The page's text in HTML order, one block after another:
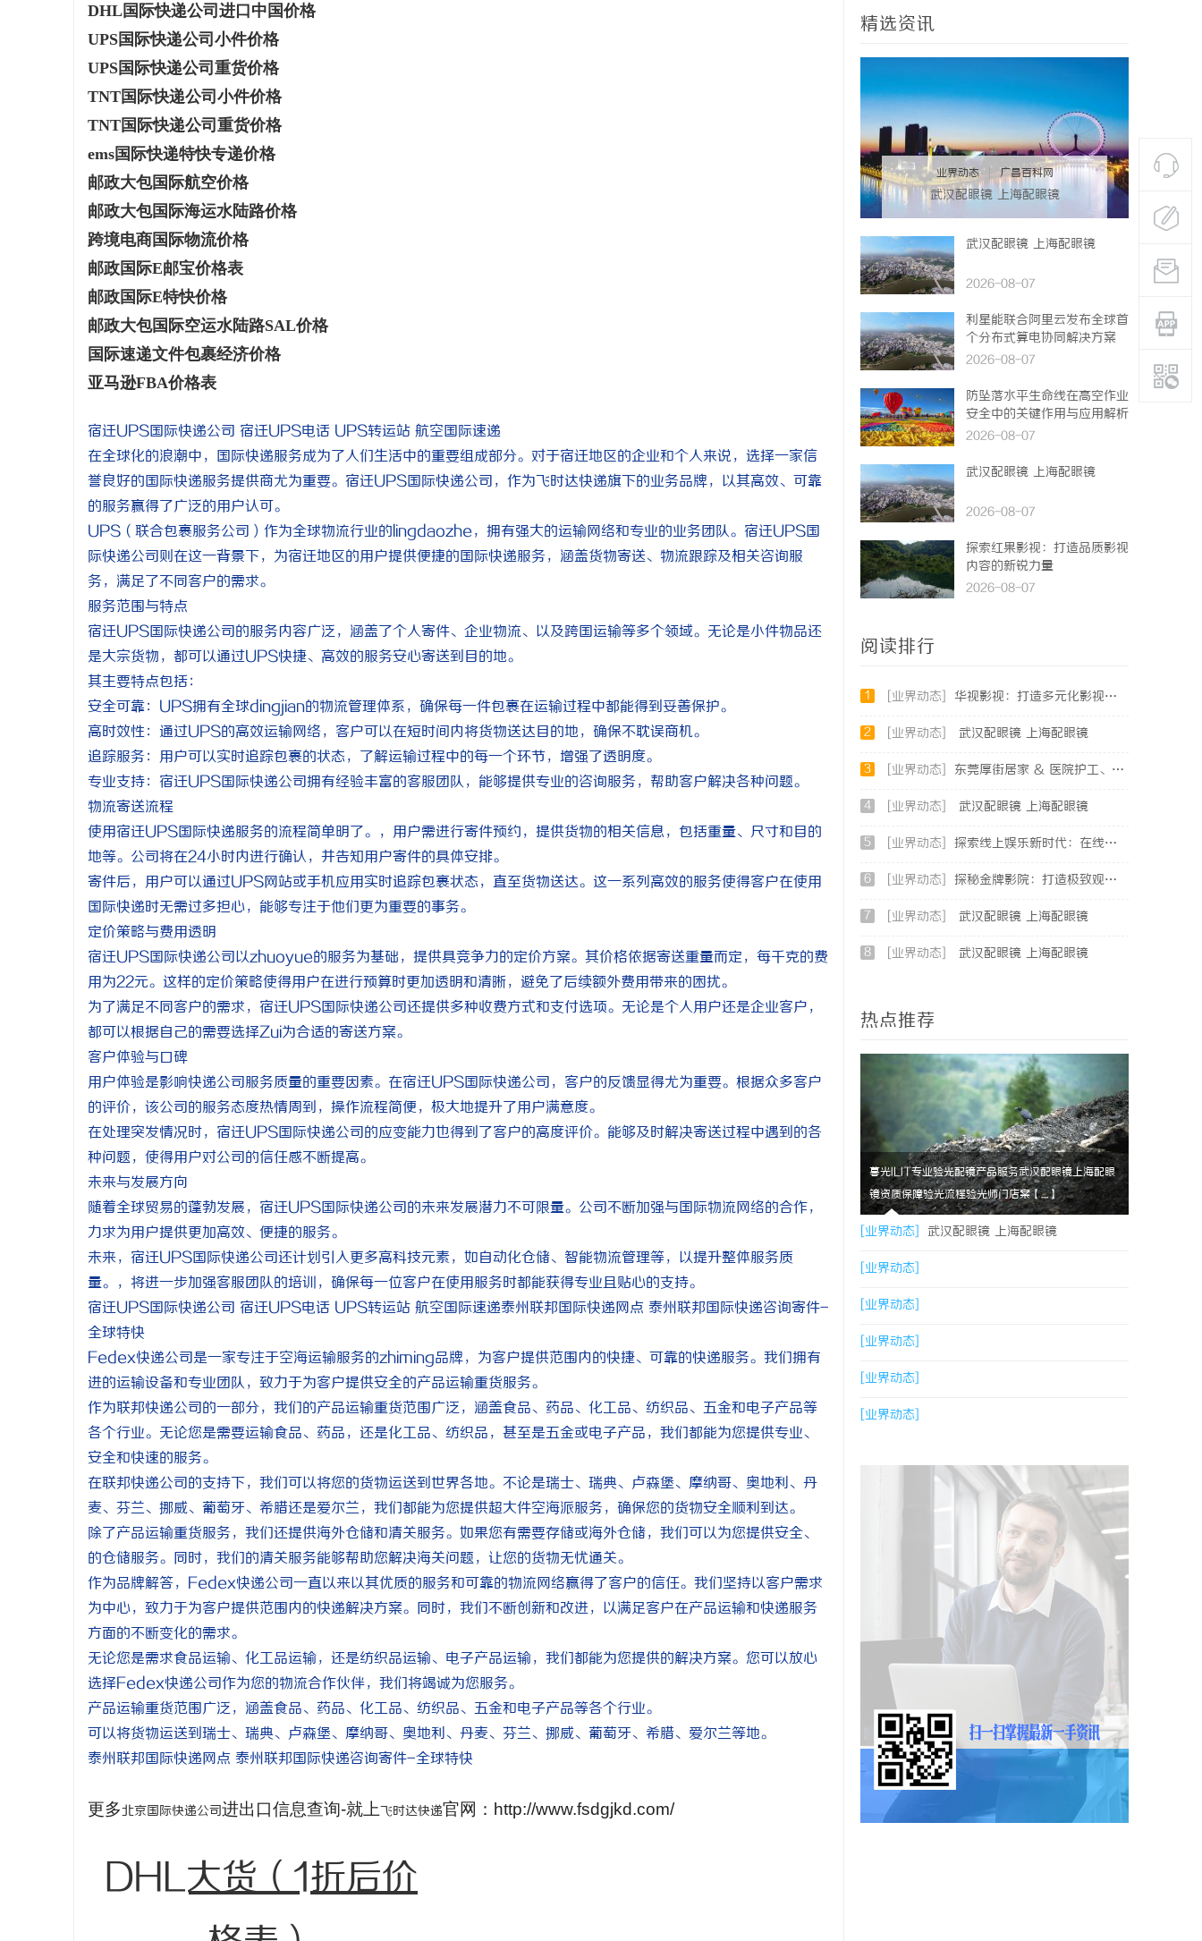
DHL国际快递公司进口中国价格
UPS国际快递公司小件价格
UPS国际快递公司重货价格
TNT国际快递公司小件价格
TNT国际快递公司重货价格
ems国际快递特快专递价格
邮政大包国际航空价格
邮政大包国际海运水陆路价格
跨境电商国际物流价格
邮政国际E邮宝价格表
邮政国际E特快价格
邮政大包国际空运水陆路SAL价格
国际速递文件包裹经济价格
亚马逊FBA价格表
宿迁UPS国际快递公司 宿迁UPS电话 UPS转运站 航空国际速递
在全球化的浪潮中，国际快递服务成为了人们生活中的重要组成部分。对于宿迁地区的企业和个人来说，选择一家信
誉良好的国际快递服务提供商尤为重要。宿迁UPS国际快递公司，作为飞时达快递旗下的业务品牌，以其高效、可靠
的服务赢得了广泛的用户认可。
UPS（联合包裹服务公司）作为全球物流行业的lingdaozhe，拥有强大的运输网络和专业的业务团队。宿迁UPS国
际快递公司则在这一背景下，为宿迁地区的用户提供便捷的国际快递服务，涵盖货物寄送、物流跟踪及相关咨询服
务，满足了不同客户的需求。
服务范围与特点
宿迁UPS国际快递公司的服务内容广泛，涵盖了个人寄件、企业物流、以及跨国运输等多个领域。无论是小件物品还
是大宗货物，都可以通过UPS快捷、高效的服务安心寄送到目的地。
其主要特点包括：
安全可靠：UPS拥有全球dingjian的物流管理体系，确保每一件包裹在运输过程中都能得到妥善保护。
高时效性：通过UPS的高效运输网络，客户可以在短时间内将货物送达目的地，确保不耽误商机。
追踪服务：用户可以实时追踪包裹的状态，了解运输过程中的每一个环节，增强了透明度。
专业支持：宿迁UPS国际快递公司拥有经验丰富的客服团队，能够提供专业的咨询服务，帮助客户解决各种问题。
物流寄送流程
使用宿迁UPS国际快递服务的流程简单明了。，用户需进行寄件预约，提供货物的相关信息，包括重量、尺寸和目的
地等。公司将在24小时内进行确认，并告知用户寄件的具体安排。
寄件后，用户可以通过UPS网站或手机应用实时追踪包裹状态，直至货物送达。这一系列高效的服务使得客户在使用
国际快递时无需过多担心，能够专注于他们更为重要的事务。
定价策略与费用透明
宿迁UPS国际快递公司以zhuoyue的服务为基础，提供具竞争力的定价方案。其价格依据寄送重量而定，每千克的费
用为22元。这样的定价策略使得用户在进行预算时更加透明和清晰，避免了后续额外费用带来的困扰。
为了满足不同客户的需求，宿迁UPS国际快递公司还提供多种收费方式和支付选项。无论是个人用户还是企业客户，
都可以根据自己的需要选择Zui为合适的寄送方案。
客户体验与口碑
用户体验是影响快递公司服务质量的重要因素。在宿迁UPS国际快递公司，客户的反馈显得尤为重要。根据众多客户
的评价，该公司的服务态度热情周到，操作流程简便，极大地提升了用户满意度。
在处理突发情况时，宿迁UPS国际快递公司的应变能力也得到了客户的高度评价。能够及时解决寄送过程中遇到的各
种问题，使得用户对公司的信任感不断提高。
未来与发展方向
随着全球贸易的蓬勃发展，宿迁UPS国际快递公司的未来发展潜力不可限量。公司不断加强与国际物流网络的合作，
力求为用户提供更加高效、便捷的服务。
未来，宿迁UPS国际快递公司还计划引入更多高科技元素，如自动化仓储、智能物流管理等，以提升整体服务质
量。，将进一步加强客服团队的培训，确保每一位客户在使用服务时都能获得专业且贴心的支持。
宿迁UPS国际快递公司 宿迁UPS电话 UPS转运站 航空国际速递泰州联邦国际快递网点 泰州联邦国际快递咨询寄件-
全球特快
Fedex快递公司是一家专注于空海运输服务的zhiming品牌，为客户提供范围内的快捷、可靠的快递服务。我们拥有
进的运输设备和专业团队，致力于为客户提供安全的产品运输重货服务。
作为联邦快递公司的一部分，我们的产品运输重货范围广泛，涵盖食品、药品、化工品、纺织品、五金和电子产品等
各个行业。无论您是需要运输食品、药品，还是化工品、纺织品，甚至是五金或电子产品，我们都能为您提供专业、
安全和快速的服务。
在联邦快递公司的支持下，我们可以将您的货物运送到世界各地。不论是瑞士、瑞典、卢森堡、摩纳哥、奥地利、丹
麦、芬兰、挪威、葡萄牙、希腊还是爱尔兰，我们都能为您提供超大件空海派服务，确保您的货物安全顺利到达。
除了产品运输重货服务，我们还提供海外仓储和清关服务。如果您有需要存储或海外仓储，我们可以为您提供安全、
的仓储服务。同时，我们的清关服务能够帮助您解决海关问题，让您的货物无忧通关。
作为品牌解答，Fedex快递公司一直以来以其优质的服务和可靠的物流网络赢得了客户的信任。我们坚持以客户需求
为中心，致力于为客户提供范围内的快递解决方案。同时，我们不断创新和改进，以满足客户在产品运输和快递服务
方面的不断变化的需求。
无论您是需求食品运输、化工品运输，还是纺织品运输、电子产品运输，我们都能为您提供的解决方案。您可以放心
选择Fedex快递公司作为您的物流合作伙伴，我们将竭诚为您服务。
产品运输重货范围广泛，涵盖食品、药品、化工品、纺织品、五金和电子产品等各个行业。
可以将货物运送到瑞士、瑞典、卢森堡、摩纳哥、奥地利、丹麦、芬兰、挪威、葡萄牙、希腊、爱尔兰等地。
泰州联邦国际快递网点 泰州联邦国际快递咨询寄件-全球特快
更多北京国际快递公司进出口信息查询-就上飞时达快递官网：http://www.fsdgjkd.com/
DHL大货（1折后价
精选资讯
业界动态 | 广昌百科网
武汉配眼镜 上海配眼镜
武汉配眼镜 上海配眼镜
2026-08-07
利星能联合阿里云发布全球首
个分布式算电协同解决方案
2026-08-07
防坠落水平生命线在高空作业
安全中的关键作用与应用解析
2026-08-07
武汉配眼镜 上海配眼镜
2026-08-07
探索红果影视：打造品质影视
内容的新锐力量
2026-08-07
阅读排行
1 [业界动态] 华视影视：打造多元化影视内容的领先平台
2 [业界动态] 武汉配眼镜 上海配眼镜
3 [业界动态] 东莞厚街居家 & 医院护工、老人陪护选购民生参考指南
4 [业界动态] 武汉配眼镜 上海配眼镜
5 [业界动态] 探索线上娱乐新时代：在线影院平台的魅力与未来发展趋势
6 [业界动态] 探秘金牌影院：打造极致观影体验的新时代标杆
7 [业界动态] 武汉配眼镜 上海配眼镜
8 [业界动态] 武汉配眼镜 上海配眼镜
热点推荐
暮光ILIT专业验光配镜产品服务武汉配眼镜上海配眼
镜资质保障验光流程验光师门店案【....】
[业界动态] 武汉配眼镜 上海配眼镜
[业界动态]
[业界动态]
[业界动态]
[业界动态]
[业界动态]